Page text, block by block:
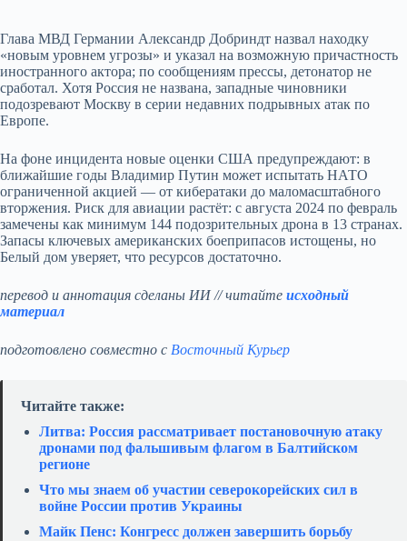
Глава МВД Германии Александр Добриндт назвал находку
«новым уровнем угрозы» и указал на возможную причастность
иностранного актора; по сообщениям прессы, детонатор не
сработал. Хотя Россия не названа, западные чиновники
подозревают Москву в серии недавних подрывных атак по
Европе.
На фоне инцидента новые оценки США предупреждают: в
ближайшие годы Владимир Путин может испытать НАТО
ограниченной акцией — от кибератаки до маломасштабного
вторжения. Риск для авиации растёт: с августа 2024 по февраль
замечены как минимум 144 подозрительных дрона в 13 странах.
Запасы ключевых американских боеприпасов истощены, но
Белый дом уверяет, что ресурсов достаточно.
перевод и аннотация сделаны ИИ // читайте исходный
материал
подготовлено совместно с Восточный Курьер
Читайте также:
Литва: Россия рассматривает постановочную атаку
дронами под фальшивым флагом в Балтийском
регионе
Что мы знаем об участии северокорейских сил в
войне России против Украины
Майк Пенс: Конгресс должен завершить борьбу